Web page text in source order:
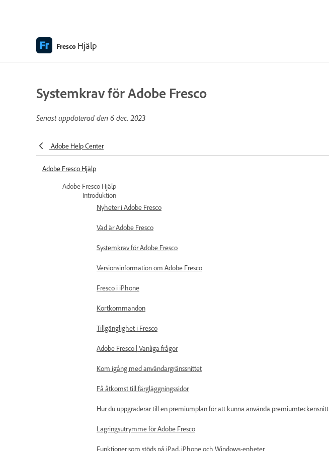
Fresco Hjälp
Systemkrav för Adobe Fresco
Senast uppdaterad den 6 dec. 2023
Adobe Help Center
Adobe Fresco Hjälp
Adobe Fresco Hjälp
Introduktion
Nyheter i Adobe Fresco
Vad är Adobe Fresco
Systemkrav för Adobe Fresco
Versionsinformation om Adobe Fresco
Fresco i iPhone
Kortkommandon
Tillgänglighet i Fresco
Adobe Fresco | Vanliga frågor
Kom igång med användargränssnittet
Få åtkomst till färgläggningssidor
Hur du uppgraderar till en premiumplan för att kunna använda premiumteckensnitt
Lagringsutrymme för Adobe Fresco
Funktioner som stöds på iPad, iPhone och Windows-enheter